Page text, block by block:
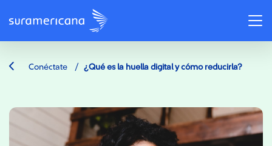
Conéctate / ¿Qué es la huella digital y cómo reducirla?